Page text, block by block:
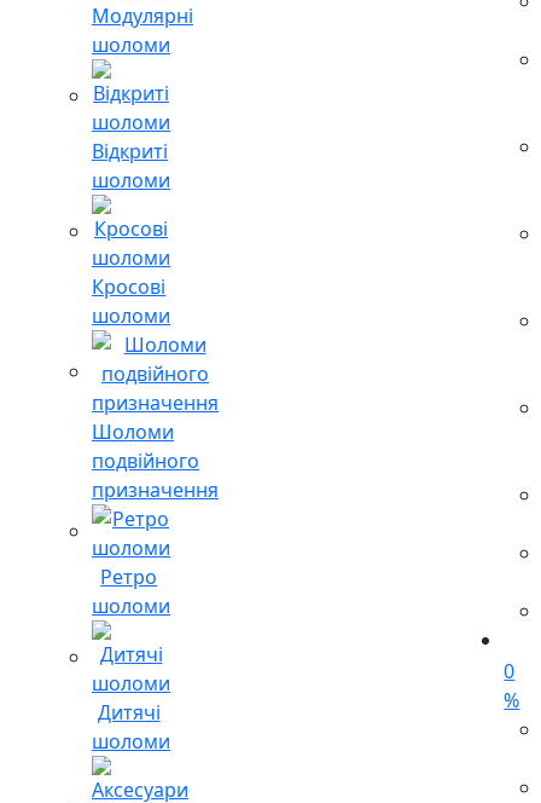
Модулярні
шоломи
Відкриті
шоломи
Кросові
шоломи
Шоломи
подвійного
призначення
Ретро
шоломи
Дитячі
шоломи
0
%